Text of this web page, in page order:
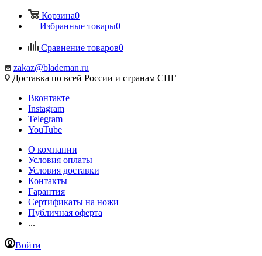
Корзина0
Избранные товары0
Сравнение товаров0
zakaz@blademan.ru
Доставка по всей России и странам СНГ
Вконтакте
Instagram
Telegram
YouTube
О компании
Условия оплаты
Условия доставки
Контакты
Гарантия
Сертификаты на ножи
Публичная оферта
...
Войти